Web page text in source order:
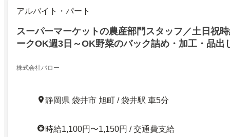
アルバイト・パート
スーパーマーケットの農産部門スタッフ／土日祝
ークOK週3日～OK野菜のバック詰め・加工・品出
株式会社バロー
静岡県 袋井市 旭町 / 袋井駅 車5分
時給1,100円〜1,150円 / 交通費支給